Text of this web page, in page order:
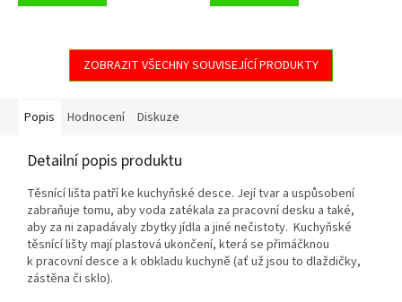
ZOBRAZIT VŠECHNY SOUVISEJÍCÍ PRODUKTY
Popis Hodnocení Diskuze
Detailní popis produktu
Těsnící lišta patří ke kuchyňské desce. Její tvar a uspůsobení
zabraňuje tomu, aby voda zatékala za pracovní desku a také,
aby za ni zapadávaly zbytky jídla a jiné nečistoty. Kuchyňské
těsnící lišty mají plastová ukončení, která se přimáčknou
k pracovní desce a k obkladu kuchyně (ať už jsou to dlaždičky,
zástěna či sklo).